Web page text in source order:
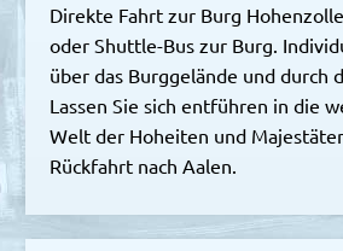
Direkte Fahrt zur Burg
oder Shuttle-Bus zur Burg.
über das Burggelände und durch
Lassen Sie sich entführen in die
Welt der Hoheiten und
Rückfahrt nach Aalen.